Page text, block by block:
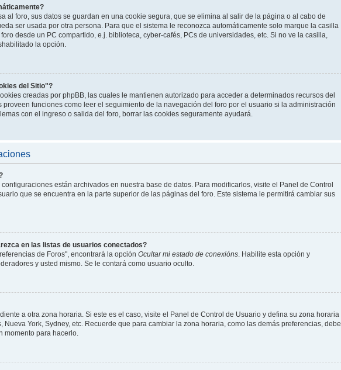
al foro, sus datos se guardan en una cookie segura, que se elimina al salir de la página o al cabo de
ser usada por otra persona. Para que el sistema le reconozca automáticamente solo marque la casilla
desde un PC compartido, e.j. biblioteca, cyber-cafés, PCs de universidades, etc. Si no ve la casilla,
la opción.
del Sitio"?
creadas por phpBB, las cuales le mantienen autorizado para acceder a determinados recursos del
funciones como leer el seguimiento de la navegación del foro por el usuario si la administración
con el ingreso o salida del foro, borrar las cookies seguramente ayudará.
están archivados en nuestra base de datos. Para modificarlos, visite el Panel de Control
que se encuentra en la parte superior de las páginas del foro. Este sistema le permitirá cambiar sus
en las listas de usuarios conectados?
de Foros", encontrará la opción Ocultar mi estado de conexións. Habilite esta opción y
y usted mismo. Se le contará como usuario oculto.
a otra zona horaria. Si este es el caso, visite el Panel de Control de Usuario y defina su zona horaria
York, Sydney, etc. Recuerde que para cambiar la zona horaria, como las demás preferencias, debe
momento para hacerlo.